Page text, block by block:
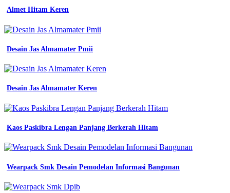
shopee
jual
polos
coverall
baju
kerja
proyek
mechanic
hitam
baju
wearpack
kemeja
katelpak
Almet Hitam Keren
Desain Jas Almamater Pmii
Desain Jas Almamater Keren
Kaos Paskibra Lengan Panjang Berkerah Hitam
Wearpack Smk Desain Pemodelan Informasi Bangunan